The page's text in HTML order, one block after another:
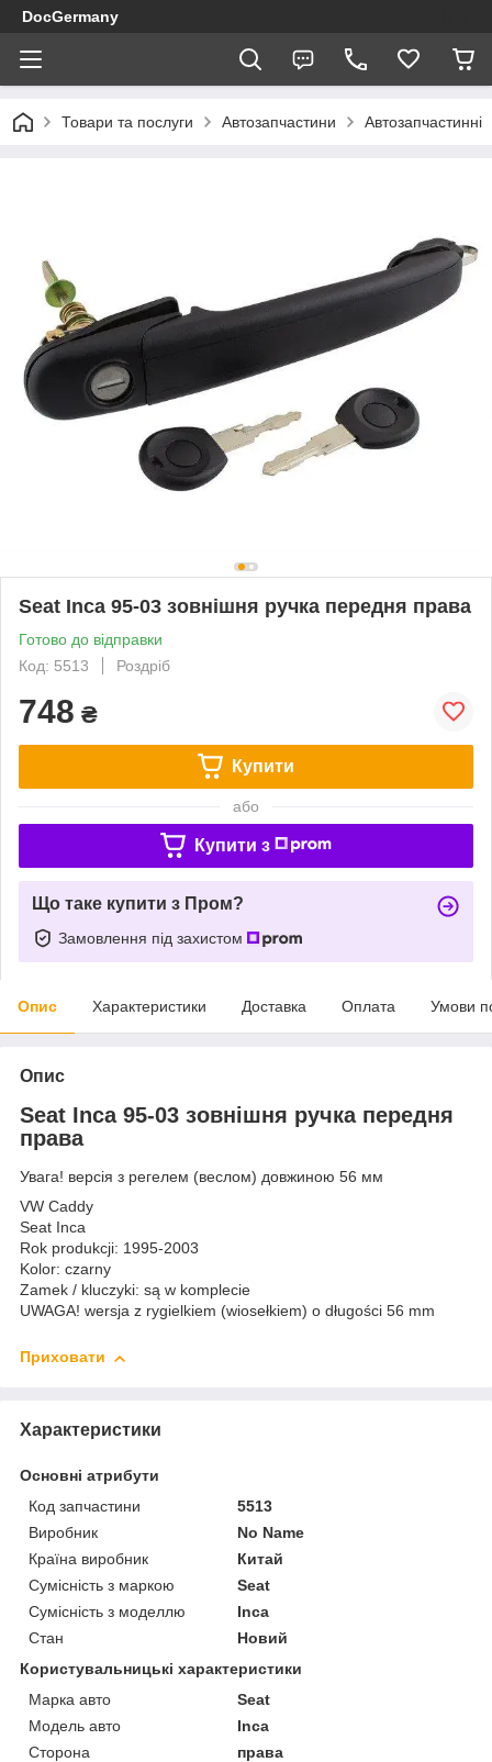
DocGermany
Товари та послуги Автозапчастини Автозапчастинні
Seat Inca 95-03 зовнішня ручка передня права
Готово до відправки
Код: 5513
Роздріб
748 ₴
Купити
або
Купити з
Що таке купити з Пром?
Замовлення під захистом
Опис Характеристики Доставка Оплата Умови
Опис
Seat Inca 95-03 зовнішня ручка передня
права
Увага! версія з регелем (веслом) довжиною 56 мм
VW Caddy
Seat Inca
Rok produkcji: 1995-2003
Kolor: czarny
Zamek / kluczyki: są w komplecie
UWAGA! wersja z rygielkiem (wiosełkiem) o długości 56 mm
Приховати
Характеристики
Основні атрибути
Код запчастини
5513
Виробник
No Name
Країна виробник
Китай
Сумісність з маркою
Seat
Сумісність з моделлю
Inca
Стан
Новий
Користувальницькі характеристики
Марка авто
Seat
Модель авто
Inca
Сторона
права